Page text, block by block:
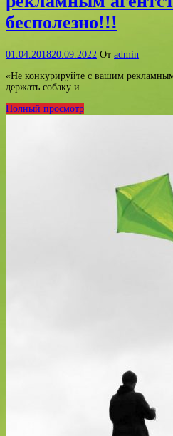
бесполезно!!!
01.04.201820.09.2022 От admin
«Не конкурируйте с вашим
держать собаку и
Полный просмотр